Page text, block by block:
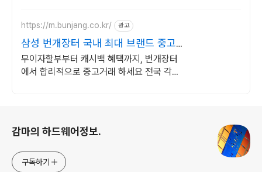
https://m.bunjang.co.kr/ 광고
삼성 번개장터 국내 최대 브랜드 중고
거래
무이자할부부터 캐시백 혜택까지, 번개장터
에서 합리적으로 중고거래 하세요 전국 각지
감마의 하드웨어정보.
구독하기